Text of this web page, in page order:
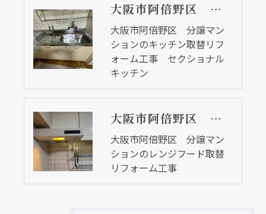
大阪市阿倍野区 分譲マンションのキッチン取替リフォーム工事 セクショナルキッチン
大阪市阿倍野区 分譲マン
ションのキッチン取替リフ
ォーム工事 セクショナル
キッチン
大阪市阿倍野区 分譲マンションのレンジフード取替リフォーム工事
大阪市阿倍野区 分譲マン
ションのレンジフード取替
リフォーム工事